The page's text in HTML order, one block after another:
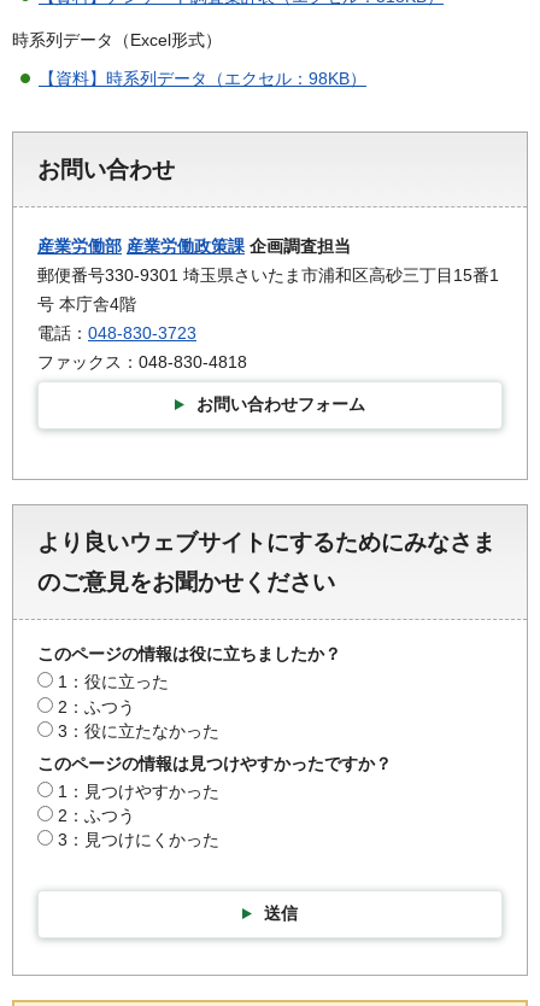
時系列データ（Excel形式）
【資料】時系列データ（エクセル：98KB）
お問い合わせ
産業労働部 産業労働政策課 企画調査担当
郵便番号330-9301 埼玉県さいたま市浦和区高砂三丁目15番1
号 本庁舎4階
電話： 048-830-3723
ファックス：048-830-4818
お問い合わせフォーム
より良いウェブサイトにするためにみなさま
のご意見をお聞かせください
このページの情報は役に立ちましたか？
1：役に立った
2：ふつう
3：役に立たなかった
このページの情報は見つけやすかったですか？
1：見つけやすかった
2：ふつう
3：見つけにくかった
送信